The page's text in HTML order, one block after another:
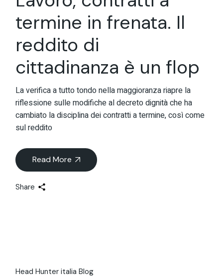
termine in frenata. Il
reddito di
cittadinanza è un flop
La verifica a tutto tondo nella maggioranza riapre la
riflessione sulle modifiche al decreto dignità che ha
cambiato la disciplina dei contratti a termine, così come
sul reddito
Read More
Share
Head Hunter italia Blog